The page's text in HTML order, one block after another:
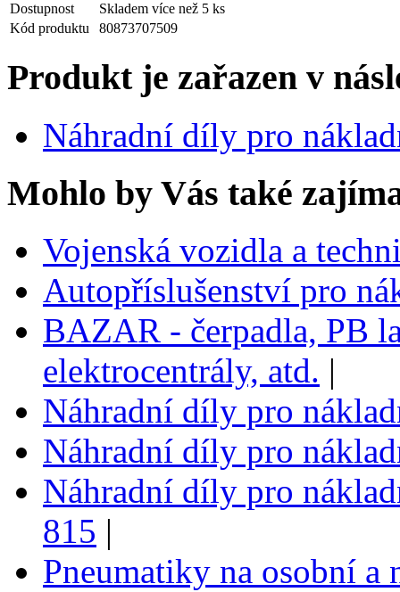
Dostupnost
Skladem více než 5 ks
Kód produktu
80873707509
Produkt je zařazen v
Náhradní díly pro
Mohlo by Vás také
Vojenská vozidla a
Autopříslušenství pro
BAZAR - čerpadla, PB
elektrocentrály, atd. |
Náhradní díly pro
Náhradní díly pro
Náhradní díly pro
815 |
Pneumatiky na osobní